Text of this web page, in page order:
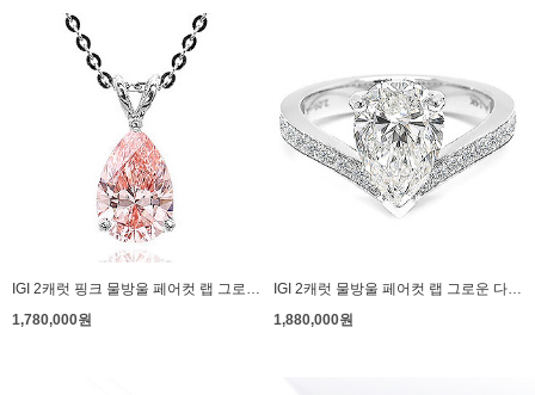
IGI 2캐럿 핑크 물방울 페어컷 랩 그로운 다이아몬드 다이아 목걸이 베르나
1,780,000원
IGI 2캐럿 물방울 페어컷 랩 그로운 다이아몬드 다이아 반지 조안나
1,880,000원